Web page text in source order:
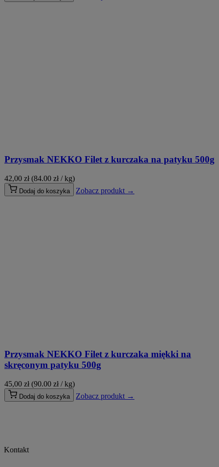
Przysmak NEKKO Filet z kurczaka na patyku 500g
42,00 zł (84.00 zł / kg)
Dodaj do koszyka Zobacz produkt →
Przysmak NEKKO Filet z kurczaka miękki na
skręconym patyku 500g
45,00 zł (90.00 zł / kg)
Dodaj do koszyka Zobacz produkt →
Kontakt